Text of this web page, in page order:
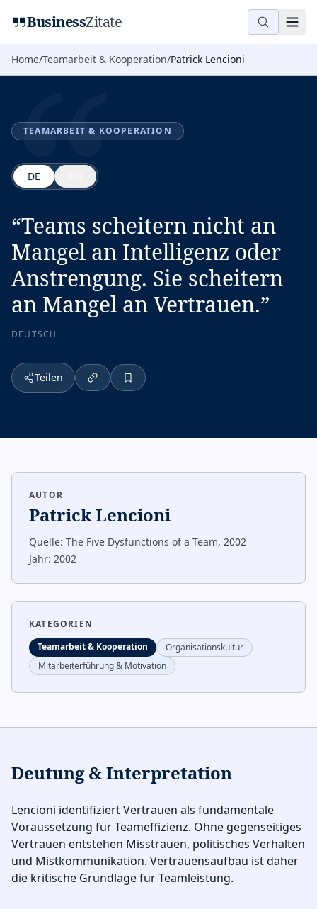
BusinessZitate
Home/Teamarbeit & Kooperation/Patrick Lencioni
“
TEAMARBEIT & KOOPERATION
DE
“Teams scheitern nicht an
Mangel an Intelligenz oder
Anstrengung. Sie scheitern
an Mangel an Vertrauen.”
DEUTSCH
Teilen
AUTOR
Patrick Lencioni
Quelle: The Five Dysfunctions of a Team, 2002
Jahr: 2002
KATEGORIEN
Teamarbeit & Kooperation
Organisationskultur
Mitarbeiterführung & Motivation
Deutung & Interpretation
Lencioni identifiziert Vertrauen als fundamentale
Voraussetzung für Teameffizienz. Ohne gegenseitiges
Vertrauen entstehen Misstrauen, politisches Verhalten
und Mistkommunikation. Vertrauensaufbau ist daher
die kritische Grundlage für Teamleistung.